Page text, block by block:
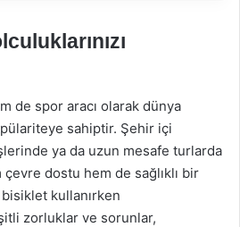
de spor aracı olarak dünya
sahiptir. Şehir içi
ya da uzun mesafe turlarda
dostu hem de sağlıklı bir
kullanırken
zorluklar ve sorunlar,